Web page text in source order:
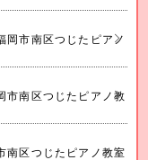
岡市南区つじたピアノ
市南区つじたピアノ教
南区つじたピアノ教室